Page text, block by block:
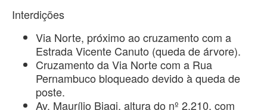
Interdições
Via Norte, próximo ao cruzamento com a
Estrada Vicente Canuto (queda de árvore).
Cruzamento da Via Norte com a Rua
Pernambuco bloqueado devido à queda de
poste.
Av. Maurílio Biagi, altura do nº 2.210, com